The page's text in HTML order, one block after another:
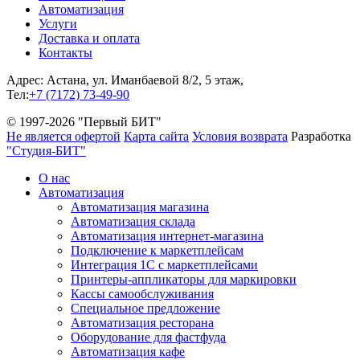
Автоматизация
Услуги
Доставка и оплата
Контакты
Адрес: Астана, ул. Иманбаевой 8/2, 5 этаж,
Тел:+7 (7172) 73-49-90
© 1997-2026 "Первый БИТ"
Не является офертой Карта сайта Условия возврата Разработка
"Студия-БИТ"
О нас
Автоматизация
Автоматизация магазина
Автоматизация склада
Автоматизация интернет-магазина
Подключение к маркетплейсам
Интеграция 1С с маркетплейсами
Принтеры-аппликаторы для маркировки
Кассы самообслуживания
Специальное предложение
Автоматизация ресторана
Оборудование для фастфуда
Автоматизация кафе